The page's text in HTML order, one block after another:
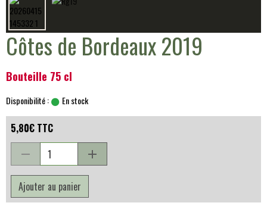
Côtes de Bordeaux 2019
Bouteille 75 cl
Disponibilité : En stock
5,80€ TTC
Ajouter au panier